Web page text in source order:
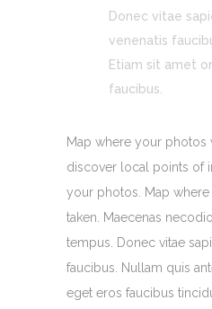
Donec vitae
venenatis
Etiam sit amet
faucibus.
Map where your photos
discover local points of
your photos. Map
taken. Maecenas
tempus. Donec vitae
faucibus. Nullam quis
eget eros faucibus